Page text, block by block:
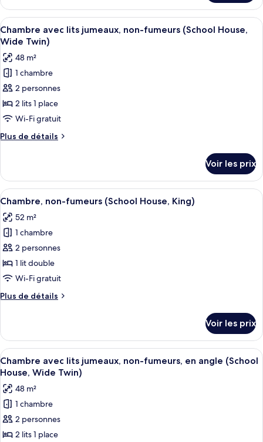
lits
jumeaux,
non-
fumeurs
(School
House)
le
type
de
chambre
avec
lits
jumeaux,
non-
fumeurs
House)
Afficher
toutes
les
photos
pour
ce
type
de
chambre :
Chambre
lits
jumeaux,
non-
fumeurs
(School
House,
Wide
Twin)
Une chambre d’hôtel avec deux
7
Chambre avec lits jumeaux, non-fumeurs (School House,
Wide Twin)
48 m²
1 chambre
2 personnes
2 lits 1 place
Wi-Fi gratuit
Plus de détails
Plus
le
type
de
Chambre
avec
jumeaux,
non-
fumeurs
(School
House,
Voir les prix
Afficher
toutes
les
photos
pour
ce
type
chambre :
fumeurs
(School
House,
King)
Une chambre d’hôtel avec un grand
7
Chambre, non-fumeurs (School House, King)
52 m²
1 chambre
2 personnes
1 lit double
Wi-Fi gratuit
Plus de détails
Plus
le
type
de
chambre
Chambre,
non-
fumeurs
(School
House,
King)
Voir les prix
Afficher
toutes
les
photos
pour
ce
type
Une chambre d’hôtel avec deux
7
Chambre avec lits jumeaux, non-fumeurs, en angle (School
House, Wide Twin)
48 m²
1 chambre
2 personnes
2 lits 1 place